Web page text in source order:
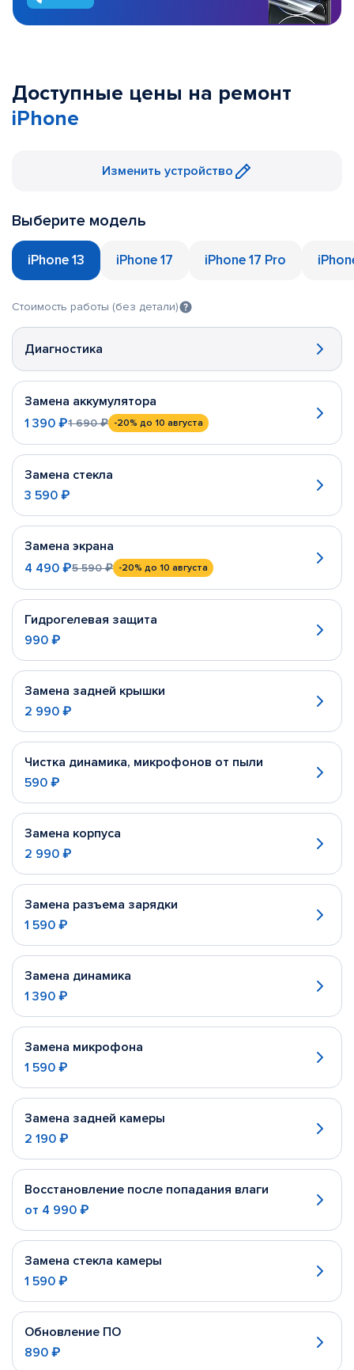
Доступные цены на ремонт
iPhone
Изменить устройство
Выберите модель
iPhone 13 iPhone 17 iPhone 17 Pro
Стоимость работы (без детали)
Диагностика
Замена аккумулятора
1 390 ₽1 690 ₽ -20% до 10 августа
Замена стекла
3 590 ₽
Замена экрана
4 490 ₽5 590 ₽ -20% до 10 августа
Гидрогелевая защита
990 ₽
Замена задней крышки
2 990 ₽
Чистка динамика, микрофонов от пыли
590 ₽
Замена корпуса
2 990 ₽
Замена разъема зарядки
1 590 ₽
Замена динамика
1 390 ₽
Замена микрофона
1 590 ₽
Замена задней камеры
2 190 ₽
Восстановление после попадания влаги
от 4 990 ₽
Замена стекла камеры
1 590 ₽
Обновление ПО
890 ₽